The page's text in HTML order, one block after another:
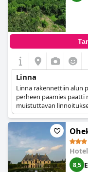
Linna
Linna rakennettiin alun
perheen päämies päätti
muistuttavan
käytettiin evakuoitujen
Vuonna 1952 linna sai
merkityksensä vuoksi, ja
fantasiapelien
ja häiden pitopaikkana.
ostivat linnan
hotelliksi.
8,5